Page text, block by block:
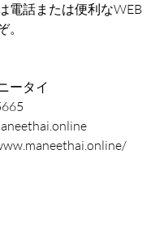
電話または便利なWEB
ータイ